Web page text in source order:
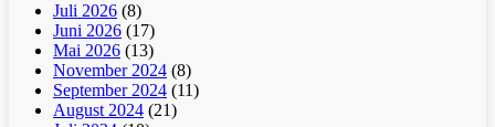
Juli 2026 (8)
Juni 2026 (17)
Mai 2026 (13)
November 2024 (8)
September 2024 (11)
August 2024 (21)